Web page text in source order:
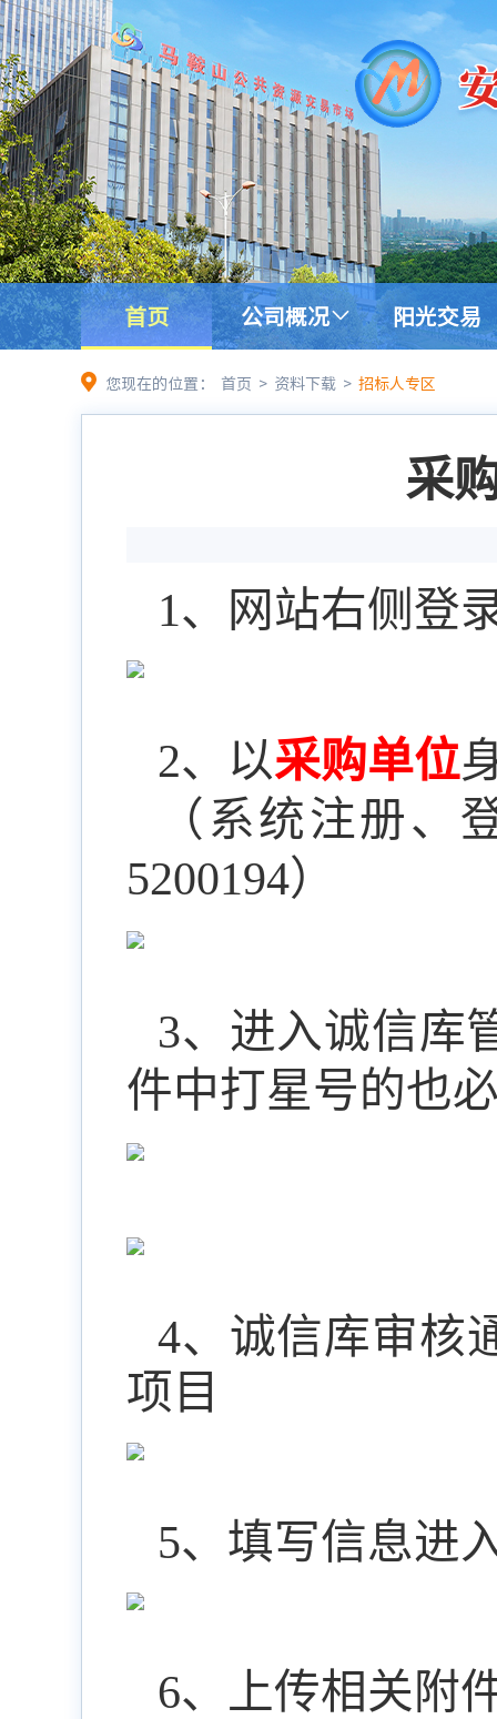
首页 公司概况 阳光交易
您现在的位置： 首页 > 资料下载 > 招标人专区
采
1、网站右侧登
2、以采购单位
（系统注册、
5200194）
3、进入诚信库
件中打星号的也
4、诚信库审核
项目
5、填写信息进
6、上传相关附